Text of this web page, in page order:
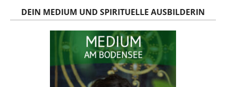
DEIN MEDIUM UND SPIRITUELLE AUSBILDERIN